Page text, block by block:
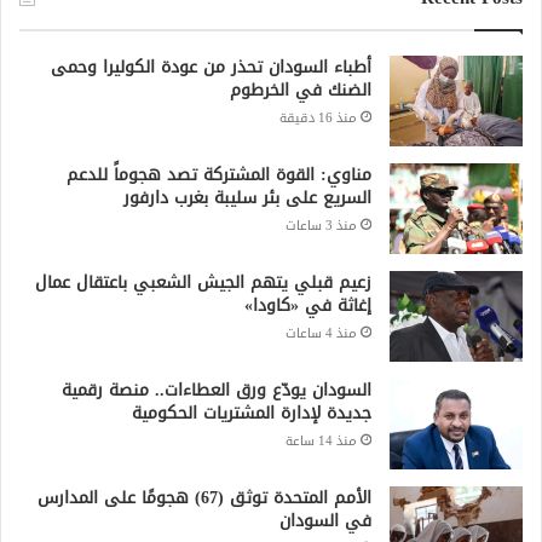
أطباء السودان تحذر من عودة الكوليرا وحمى
الضنك في الخرطوم
منذ 16 دقيقة
مناوي: القوة المشتركة تصد هجوماً للدعم
السريع على بئر سليبة بغرب دارفور
منذ 3 ساعات
زعيم قبلي يتهم الجيش الشعبي باعتقال عمال
إغاثة في «كاودا»
منذ 4 ساعات
السودان يودّع ورق العطاءات.. منصة رقمية
جديدة لإدارة المشتريات الحكومية
منذ 14 ساعة
الأمم المتحدة توثق (67) هجومًا على المدارس
في السودان